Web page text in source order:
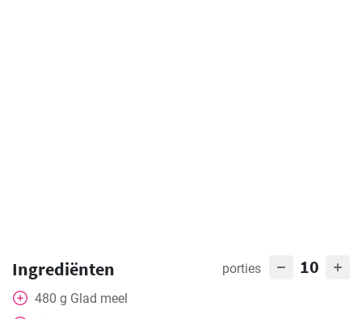
Ingrediënten porties 10
480 g Glad meel